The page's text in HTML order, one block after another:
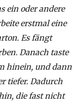
ein oder andere
erstmal eine
Es fängt
Danach taste
hinein, und dann
tiefer. Dadurch
die fast nicht